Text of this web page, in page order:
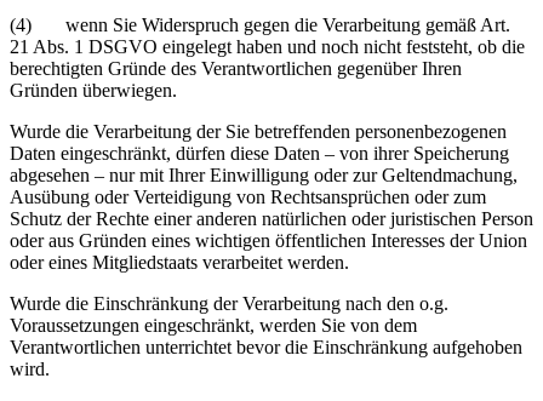
(4) wenn Sie Widerspruch gegen die Verarbeitung gemäß Art.
21 Abs. 1 DSGVO eingelegt haben und noch nicht feststeht, ob die
berechtigten Gründe des Verantwortlichen gegenüber Ihren
Gründen überwiegen.
Wurde die Verarbeitung der Sie betreffenden personenbezogenen
Daten eingeschränkt, dürfen diese Daten – von ihrer Speicherung
abgesehen – nur mit Ihrer Einwilligung oder zur Geltendmachung,
Ausübung oder Verteidigung von Rechtsansprüchen oder zum
Schutz der Rechte einer anderen natürlichen oder juristischen Person
oder aus Gründen eines wichtigen öffentlichen Interesses der Union
oder eines Mitgliedstaats verarbeitet werden.
Wurde die Einschränkung der Verarbeitung nach den o.g.
Voraussetzungen eingeschränkt, werden Sie von dem
Verantwortlichen unterrichtet bevor die Einschränkung aufgehoben
wird.